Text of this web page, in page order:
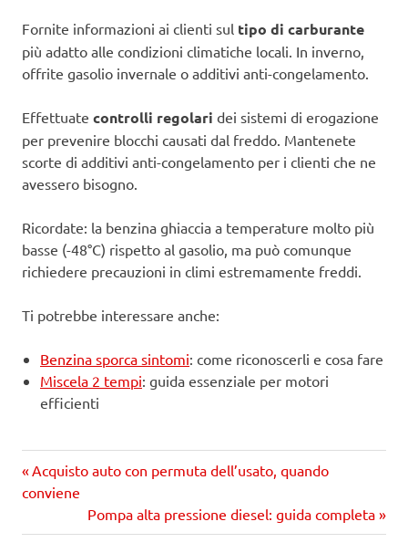
Fornite informazioni ai clienti sul tipo di carburante
più adatto alle condizioni climatiche locali. In inverno,
offrite gasolio invernale o additivi anti-congelamento.
Effettuate controlli regolari dei sistemi di erogazione
per prevenire blocchi causati dal freddo. Mantenete
scorte di additivi anti-congelamento per i clienti che ne
avessero bisogno.
Ricordate: la benzina ghiaccia a temperature molto più
basse (-48°C) rispetto al gasolio, ma può comunque
richiedere precauzioni in climi estremamente freddi.
Ti potrebbe interessare anche:
Benzina sporca sintomi: come riconoscerli e cosa fare
Miscela 2 tempi: guida essenziale per motori
efficienti
Navigazione
articoli
Precedente
articolo:
Acquisto auto con permuta dell’usato, quando
conviene
Prossimo
articolo
Pompa alta pressione diesel: guida completa